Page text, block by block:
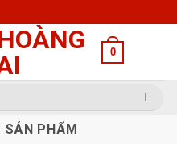
0
SẢN PHẨM